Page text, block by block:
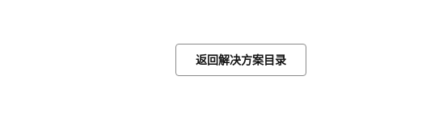
返回解决方案目录